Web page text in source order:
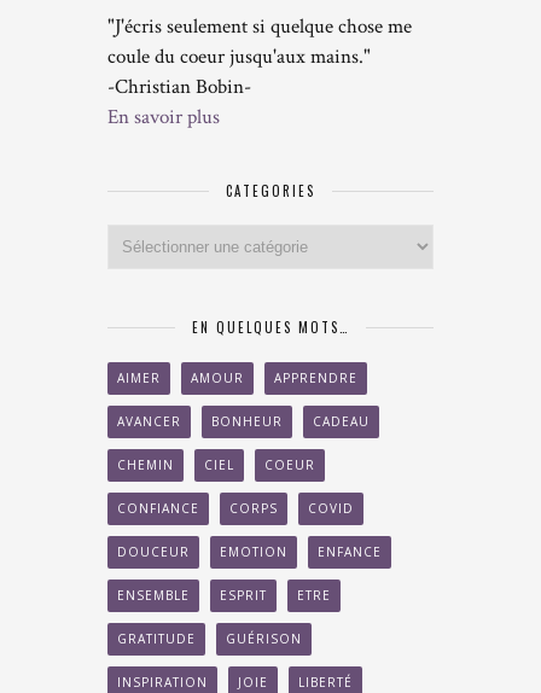
"J'écris seulement si quelque chose me
coule du coeur jusqu'aux mains."
-Christian Bobin-
En savoir plus
CATEGORIES
Categories
EN QUELQUES MOTS…
AIMER AMOUR APPRENDRE
AVANCER BONHEUR CADEAU
CHEMIN CIEL COEUR
CONFIANCE CORPS COVID
DOUCEUR EMOTION ENFANCE
ENSEMBLE ESPRIT ETRE
GRATITUDE GUÉRISON
INSPIRATION JOIE LIBERTÉ